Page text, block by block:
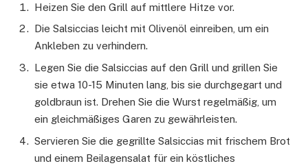
Heizen Sie den Grill auf mittlere Hitze vor.
Die Salsiccias leicht mit Olivenöl einreiben, um ein
Ankleben zu verhindern.
Legen Sie die Salsiccias auf den Grill und grillen Sie
sie etwa 10-15 Minuten lang, bis sie durchgegart und
goldbraun ist. Drehen Sie die Wurst regelmäßig, um
ein gleichmäßiges Garen zu gewährleisten.
Servieren Sie die gegrillte Salsiccias mit frischem Brot
und einem Beilagensalat für ein köstliches